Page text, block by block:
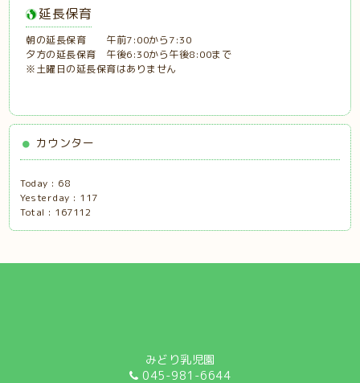
延長保育
朝の延長保育 午前7:00から7:30
夕方の延長保育 午後6:30から午後8:00まで
※土曜日の延長保育はありません
カウンター
Today : 68
Yesterday : 117
Total : 167112
みどり乳児園
045-981-6644